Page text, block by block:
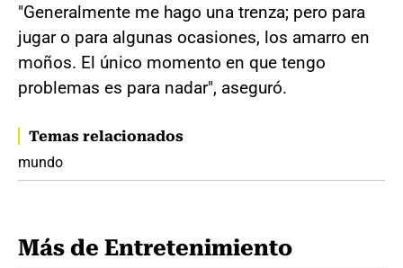
"Generalmente me hago una trenza; pero para
jugar o para algunas ocasiones, los amarro en
moños. El único momento en que tengo
problemas es para nadar", aseguró.
Temas relacionados
mundo
Más de Entretenimiento